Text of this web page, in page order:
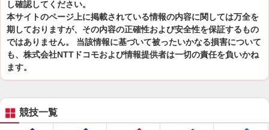
し確認してください。
本サイトのページ上に掲載されている情報の内容に関しては万全を
期しておりますが、その内容の正確性および安全性を保証するもの
ではありません。 当該情報に基づいて被ったいかなる損害について
も、株式会社NTTドコモおよび情報提供者は一切の責任を負いかね
ます。
競技一覧